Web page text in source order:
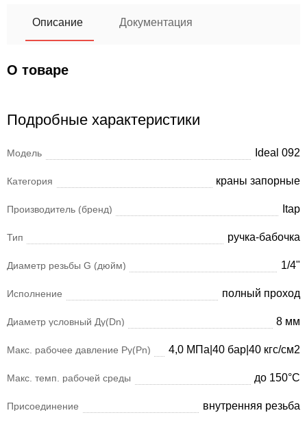
Описание Документация
О товаре
Подробные характеристики
Модель Ideal 092
Категория краны запорные
Производитель (бренд) Itap
Тип ручка-бабочка
Диаметр резьбы G (дюйм) 1/4"
Исполнение полный проход
Диаметр условный Ду(Dn) 8 мм
Макс. рабочее давление Ру(Pn) 4,0 МПа|40 бар|40 кгс/см2
Макс. темп. рабочей среды до 150°С
Присоединение внутренняя резьба